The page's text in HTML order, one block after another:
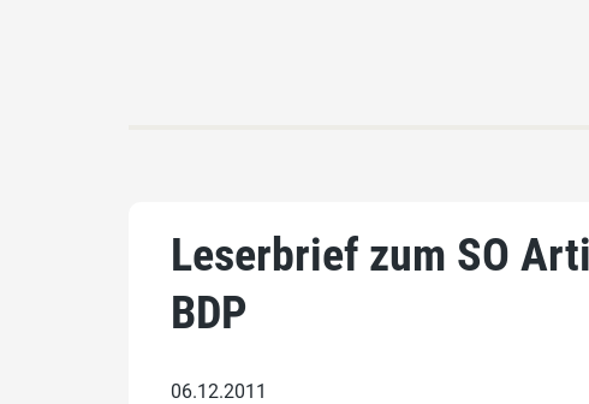
Leserbrief zum SO
BDP
06.12.2011